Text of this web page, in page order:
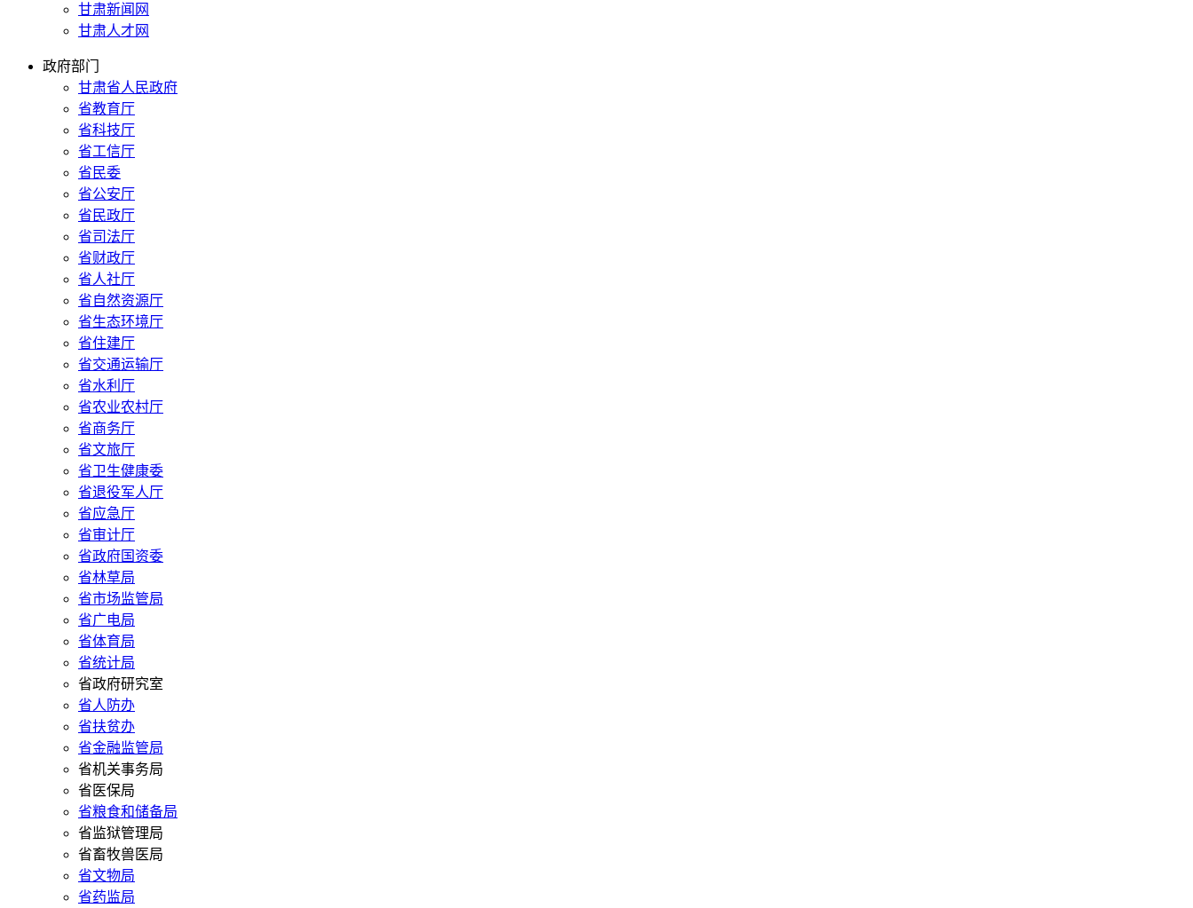
甘肃新闻网
甘肃人才网
政府部门
甘肃省人民政府
省教育厅
省科技厅
省工信厅
省民委
省公安厅
省民政厅
省司法厅
省财政厅
省人社厅
省自然资源厅
省生态环境厅
省住建厅
省交通运输厅
省水利厅
省农业农村厅
省商务厅
省文旅厅
省卫生健康委
省退役军人厅
省应急厅
省审计厅
省政府国资委
省林草局
省市场监管局
省广电局
省体育局
省统计局
省政府研究室
省人防办
省扶贫办
省金融监管局
省机关事务局
省医保局
省粮食和储备局
省监狱管理局
省畜牧兽医局
省文物局
省药监局